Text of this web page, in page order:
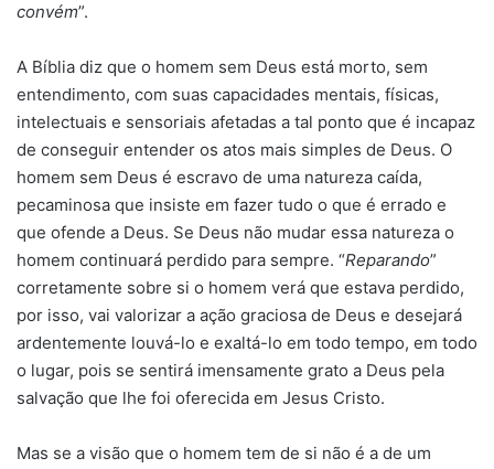
convém”.
A Bíblia diz que o homem sem Deus está morto, sem
entendimento, com suas capacidades mentais, físicas,
intelectuais e sensoriais afetadas a tal ponto que é incapaz
de conseguir entender os atos mais simples de Deus. O
homem sem Deus é escravo de uma natureza caída,
pecaminosa que insiste em fazer tudo o que é errado e
que ofende a Deus. Se Deus não mudar essa natureza o
homem continuará perdido para sempre. “Reparando”
corretamente sobre si o homem verá que estava perdido,
por isso, vai valorizar a ação graciosa de Deus e desejará
ardentemente louvá-lo e exaltá-lo em todo tempo, em todo
o lugar, pois se sentirá imensamente grato a Deus pela
salvação que lhe foi oferecida em Jesus Cristo.
Mas se a visão que o homem tem de si não é a de um